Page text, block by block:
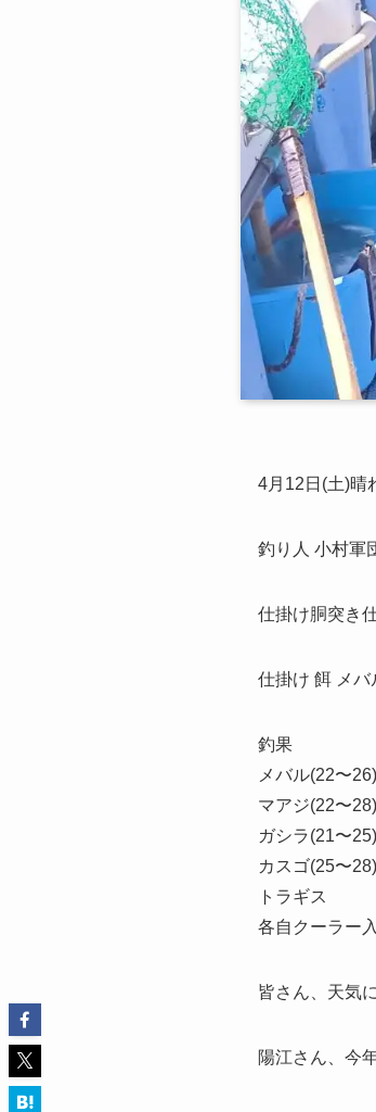
4月12日(土)晴
釣り人 小村軍
仕掛け胴突き
仕掛け 餌 メバ
釣果
メバル(22〜
マアジ(22〜
ガシラ(21〜
カスゴ(25〜
トラギス
各自クーラー
皆さん、天気
陽江さん、今